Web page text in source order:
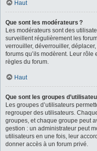
Haut
Que sont les modérateurs ?
Les modérateurs sont des
surveillent régulièrement les
verrouiller, déverrouiller,
forums qu’ils modèrent. Leur
règles du forum.
Haut
Que sont les groupes
Les groupes d’utilisateurs
regrouper des utilisateurs.
groupes, et chaque groupe peut
gestion : un administrateur peut
utilisateurs en une fois, leur
donner accès à un forum privé.